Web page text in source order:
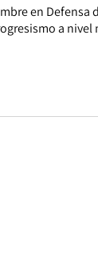
en Defensa
a nivel